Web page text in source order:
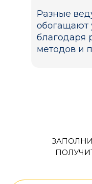
⁠Разные
обогащают
благодаря
методов и